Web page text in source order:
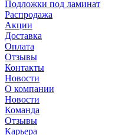
Подложки под ламинат
Распродажа
Акции
Доставка
Оплата
Отзывы
Контакты
Новости
О компании
Новости
Команда
Отзывы
Карьера